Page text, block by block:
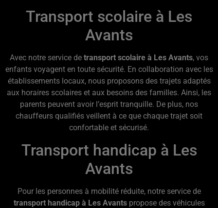
Transport scolaire à Les
Avants
Avec notre service de transport scolaire à Les Avants, vos
enfants voyagent en toute sécurité. En collaboration avec les
établissements locaux, nous proposons des trajets adaptés
aux horaires scolaires et aux besoins des familles. Ainsi, les
parents peuvent avoir l’esprit tranquille. De plus, nos
chauffeurs qualifiés veillent à ce que chaque trajet soit
confortable et sécurisé.
Transport handicap à Les
Avants
Pour les personnes à mobilité réduite, notre service de
transport handicap à Les Avantspropose des véhicules